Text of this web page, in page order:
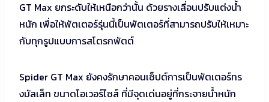
GT Max ยกระดับให้เหนือกว่านั้น ด้วยรางเลื่อนปรับแต่งน้ำ
หนัก เพื่อให้พัตเตอร์รุ่นนี้เป็นพัตเตอร์ที่สามารถปรับให้เหมาะ
กับทุกรูปแบบการสโตรกพัตต์
Spider GT Max ยังคงรักษาคอนเซ็ปต์การเป็นพัตเตอร์ทร
งมัลเล็ท ขนาดโอเวอร์ไซส์ ที่มีจุดเด่นอยู่ที่กระจายน้ำหนัก